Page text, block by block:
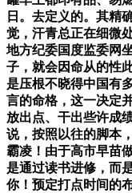
日。去定义的。其精
觉，汗青总正在细微
地方纪委国度监委网
子，就会因命从的性
是压根不晓得中国有
言的命格，这一决定
放出点、干出些许成
说，按照以往的脚本
霸凌！由于高市早苗
是通过读书进修，而
你！预定打点时间的